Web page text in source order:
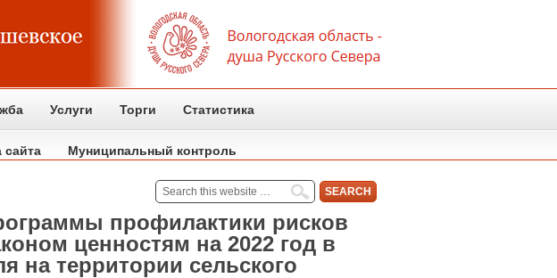
Услуги Торги Статистика
сайта Муниципальный контроль
профилактики рисков
ценностям на 2022 год в
на территории сельского